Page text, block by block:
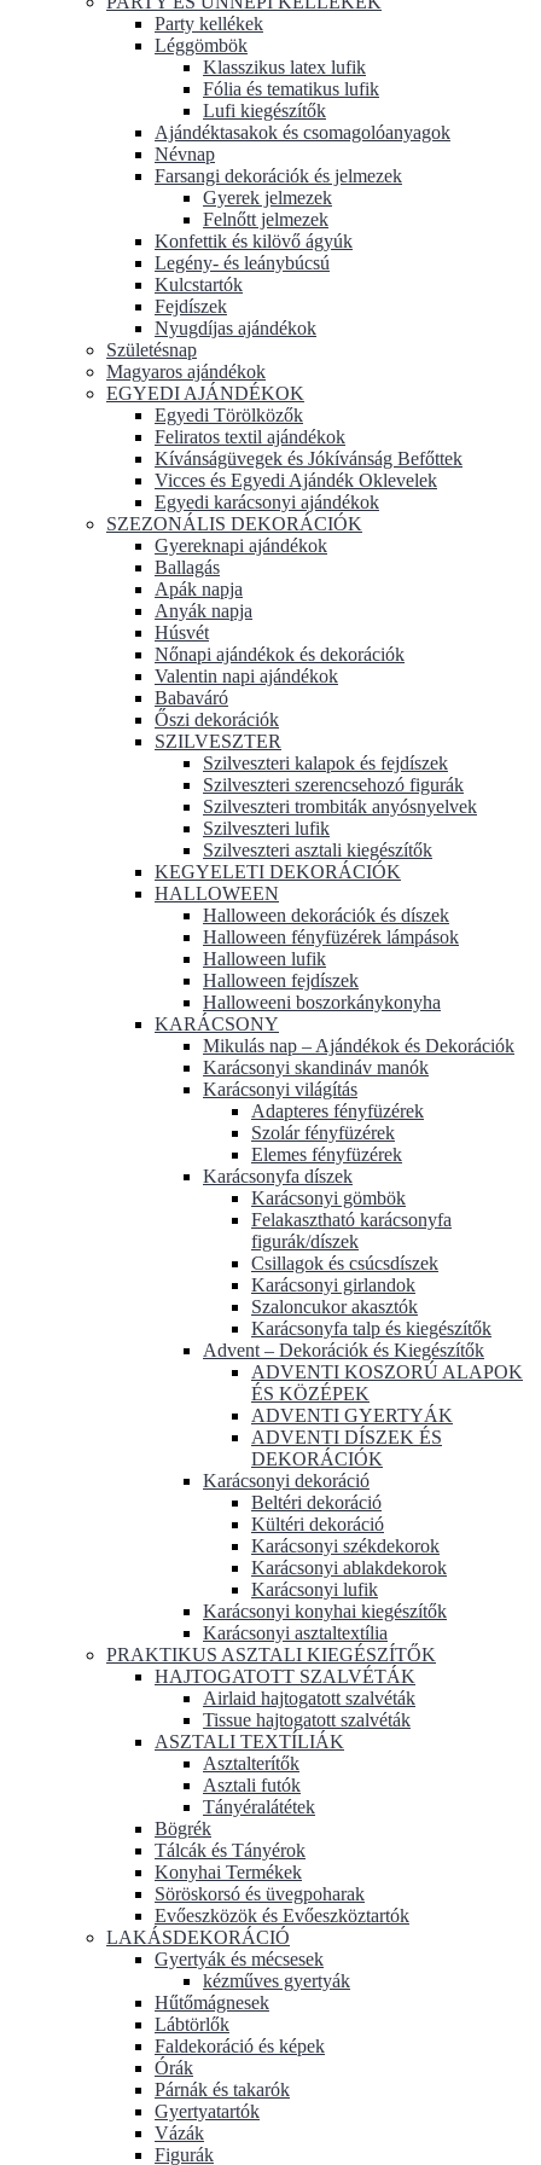
Party kellékek
Léggömbök
Klasszikus latex lufik
Fólia és tematikus lufik
Lufi kiegészítők
Ajándéktasakok és csomagolóanyagok
Névnap
Farsangi dekorációk és jelmezek
Gyerek jelmezek
Felnőtt jelmezek
Konfettik és kilövő ágyúk
Legény- és leánybúcsú
Kulcstartók
Fejdíszek
Nyugdíjas ajándékok
Születésnap
Magyaros ajándékok
EGYEDI AJÁNDÉKOK
Egyedi Törölközők
Feliratos textil ajándékok
Kívánságüvegek és Jókívánság Befőttek
Vicces és Egyedi Ajándék Oklevelek
Egyedi karácsonyi ajándékok
SZEZONÁLIS DEKORÁCIÓK
Gyereknapi ajándékok
Ballagás
Apák napja
Anyák napja
Húsvét
Nőnapi ajándékok és dekorációk
Valentin napi ajándékok
Babaváró
Őszi dekorációk
SZILVESZTER
Szilveszteri kalapok és fejdíszek
Szilveszteri szerencsehozó figurák
Szilveszteri trombiták anyósnyelvek
Szilveszteri lufik
Szilveszteri asztali kiegészítők
KEGYELETI DEKORÁCIÓK
HALLOWEEN
Halloween dekorációk és díszek
Halloween fényfüzérek lámpások
Halloween lufik
Halloween fejdíszek
Halloweeni boszorkánykonyha
KARÁCSONY
Mikulás nap – Ajándékok és Dekorációk
Karácsonyi skandináv manók
Karácsonyi világítás
Adapteres fényfüzérek
Szolár fényfüzérek
Elemes fényfüzérek
Karácsonyfa díszek
Karácsonyi gömbök
Felakasztható karácsonyfa
figurák/díszek
Csillagok és csúcsdíszek
Karácsonyi girlandok
Szaloncukor akasztók
Karácsonyfa talp és kiegészítők
Advent – Dekorációk és Kiegészítők
ADVENTI KOSZORÚ ALAPOK
ÉS KÖZÉPEK
ADVENTI GYERTYÁK
ADVENTI DÍSZEK ÉS
DEKORÁCIÓK
Karácsonyi dekoráció
Beltéri dekoráció
Kültéri dekoráció
Karácsonyi székdekorok
Karácsonyi ablakdekorok
Karácsonyi lufik
Karácsonyi konyhai kiegészítők
Karácsonyi asztaltextília
PRAKTIKUS ASZTALI KIEGÉSZÍTŐK
HAJTOGATOTT SZALVÉTÁK
Airlaid hajtogatott szalvéták
Tissue hajtogatott szalvéták
ASZTALI TEXTÍLIÁK
Asztalterítők
Asztali futók
Tányéralátétek
Bögrék
Tálcák és Tányérok
Konyhai Termékek
Söröskorsó és üvegpoharak
Evőeszközök és Evőeszköztartók
LAKÁSDEKORÁCIÓ
Gyertyák és mécsesek
kézműves gyertyák
Hűtőmágnesek
Lábtörlők
Faldekoráció és képek
Órák
Párnák és takarók
Gyertyatartók
Vázák
Figurák